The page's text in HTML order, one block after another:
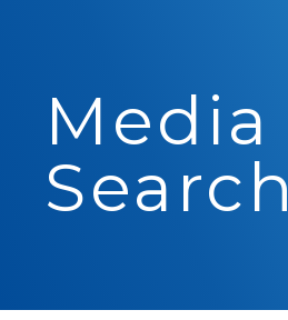
Media
Search